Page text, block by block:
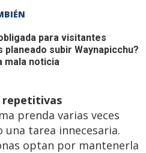
para visitantes
planeado subir Waynapicchu?
mala noticia
repetitivas
prenda varias veces
tarea innecesaria.
optan por mantenerla